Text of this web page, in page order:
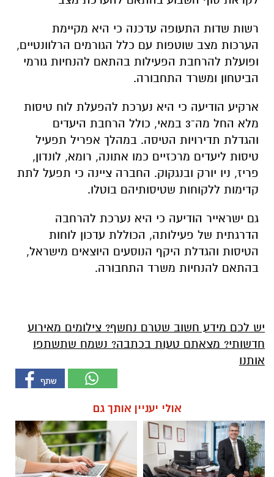
רשות שדות התעופה עדכנה כי היא מקיימת
הערכות מצב שוטפות עם כלל הגורמים הרלוונטיים,
ופועלת להרחבת הפעילות בהתאם להנחיות גורמי
הביטחון ומשרד התחבורה.
ארקיע הודיעה כי היא נערכת להפעלת לוח טיסות
מלא החל מה־3 במאי, כולל הרחבת היעדים
והגדלת תדירויות הטיסה. במהלך אפריל תפעיל
טיסות ליעדים מרכזיים כמו אתונה, רומא, לונדון,
פריז, ניו יורק ובנגקוק. החברה ציינה כי תפעל לתת
קדימות ללקוחות שטיסותיהם בוטלו.
גם ישראייר הודיעה כי היא נערכת להרחבה
הדרגתית של פעילותה, הכוללת עדכון לוחות
הטיסות והגדלת היקף הנוסעים היוצאים מישראל,
בהתאם להנחיות משרד התחבורה.
יש לכם מידע חשוב שטרם נחשף? צילומים מאירוע
חדשותי? מצאתם טעות בכתבה? נשמח שתשתפו
אותנו
אולי יעניין אותך גם